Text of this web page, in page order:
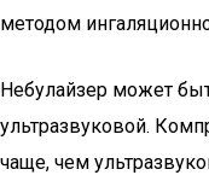
методом
Небулайзер может
ультразвуковой.
чаще, чем